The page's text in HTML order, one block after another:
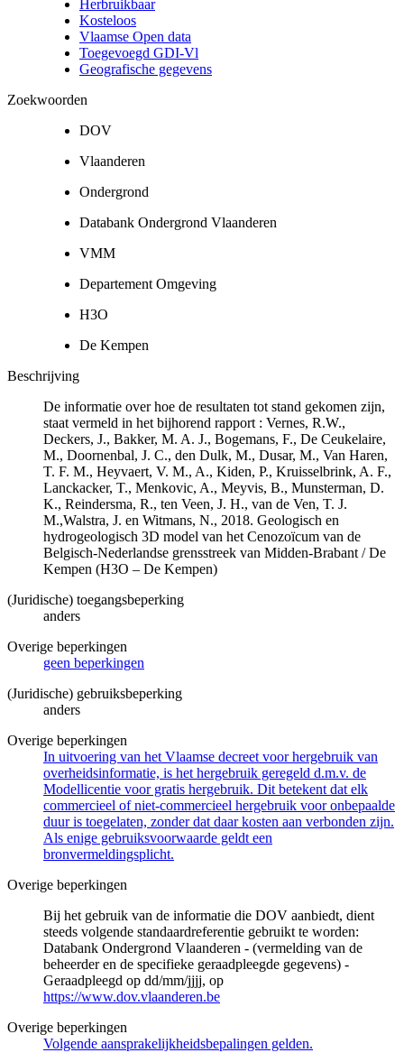
Herbruikbaar
Kosteloos
Vlaamse Open data
Toegevoegd GDI-Vl
Geografische gegevens
Zoekwoorden
DOV
Vlaanderen
Ondergrond
Databank Ondergrond Vlaanderen
VMM
Departement Omgeving
H3O
De Kempen
Beschrijving
De informatie over hoe de resultaten tot stand gekomen zijn,
staat vermeld in het bijhorend rapport : Vernes, R.W.,
Deckers, J., Bakker, M. A. J., Bogemans, F., De Ceukelaire,
M., Doornenbal, J. C., den Dulk, M., Dusar, M., Van Haren,
T. F. M., Heyvaert, V. M., A., Kiden, P., Kruisselbrink, A. F.,
Lanckacker, T., Menkovic, A., Meyvis, B., Munsterman, D.
K., Reindersma, R., ten Veen, J. H., van de Ven, T. J.
M.,Walstra, J. en Witmans, N., 2018. Geologisch en
hydrogeologisch 3D model van het Cenozoïcum van de
Belgisch-Nederlandse grensstreek van Midden-Brabant / De
Kempen (H3O – De Kempen)
(Juridische) toegangsbeperking
anders
Overige beperkingen
geen beperkingen
(Juridische) gebruiksbeperking
anders
Overige beperkingen
In uitvoering van het Vlaamse decreet voor hergebruik van
overheidsinformatie, is het hergebruik geregeld d.m.v. de
Modellicentie voor gratis hergebruik. Dit betekent dat elk
commercieel of niet-commercieel hergebruik voor onbepaalde
duur is toegelaten, zonder dat daar kosten aan verbonden zijn.
Als enige gebruiksvoorwaarde geldt een
bronvermeldingsplicht.
Overige beperkingen
Bij het gebruik van de informatie die DOV aanbiedt, dient
steeds volgende standaardreferentie gebruikt te worden:
Databank Ondergrond Vlaanderen - (vermelding van de
beheerder en de specifieke geraadpleegde gegevens) -
Geraadpleegd op dd/mm/jjjj, op
https://www.dov.vlaanderen.be
Overige beperkingen
Volgende aansprakelijkheidsbepalingen gelden.